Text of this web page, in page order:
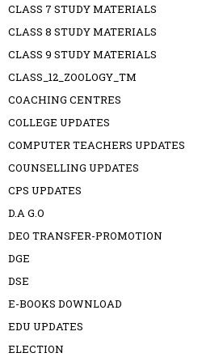
CLASS 7 STUDY MATERIALS
CLASS 8 STUDY MATERIALS
CLASS 9 STUDY MATERIALS
CLASS_12_ZOOLOGY_TM
COACHING CENTRES
COLLEGE UPDATES
COMPUTER TEACHERS UPDATES
COUNSELLING UPDATES
CPS UPDATES
D.A G.O
DEO TRANSFER-PROMOTION
DGE
DSE
E-BOOKS DOWNLOAD
EDU UPDATES
ELECTION